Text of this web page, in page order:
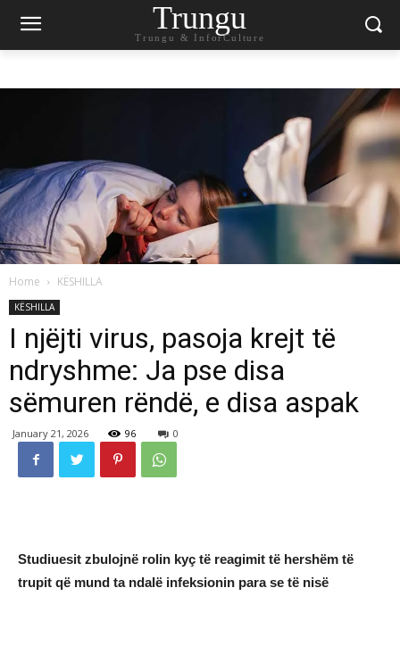
Trungu
Trungu & InforCulture
Home KËSHILLA
KËSHILLA
I njëjti virus, pasoja krejt të
ndryshme: Ja pse disa
sëmuren rëndë, e disa aspak
January 21, 2026 96 0
Studiuesit zbulojnë rolin kyç të reagimit të hershëm të
trupit që mund ta ndalë infeksionin para se të nisë